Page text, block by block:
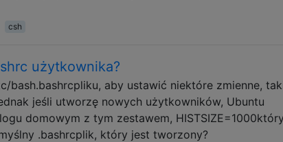
csh
użytkownika?
bash.bashrcpliku, aby ustawić niektóre zmienne,
jeśli utworzę nowych użytkowników, Ubuntu
domowym z tym zestawem, HISTSIZE=1000który
.bashrcplik, który jest tworzony?